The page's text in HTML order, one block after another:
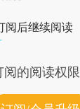
阅后继续阅读
的阅读权限